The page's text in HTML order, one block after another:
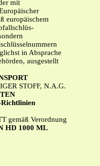
mit
europäischem
in Absprache
ausgestellt
STOFF, N.A.G.
Richtlinien
gemäß Verordnung
HD 1000 ML